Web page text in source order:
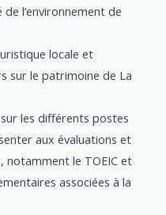
l’environnement de
locale et
sur le patrimoine de La
les différents postes
aux évaluations et
notamment le TOEIC et
associées à la